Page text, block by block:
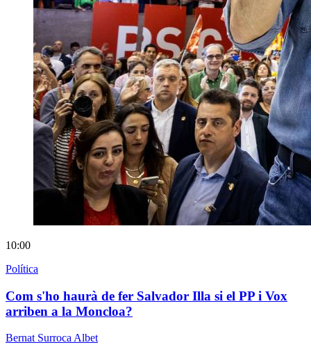
10:00
Política
Com s'ho haurà de fer Salvador Illa si el PP i Vox
arriben a la Moncloa?
Bernat Surroca Albet